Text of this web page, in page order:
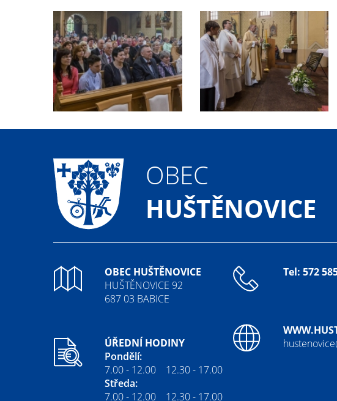
OBEC
HUŠTĚNOVICE
OBEC HUŠTĚNOVICE
HUŠTĚNOVICE 92
687 03 BABICE
ÚŘEDNÍ HODINY
Pondělí:
7.00 - 12.00 12.30 - 17.00
Středa:
7.00 - 12.00 12.30 - 17.00
Tel: 572